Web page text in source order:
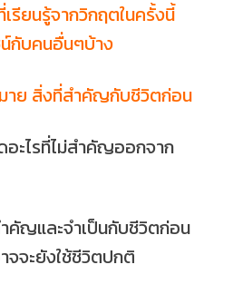
รียนรู้จากวิกฤตในครั้งนี้
น์กับคนอื่นๆบ้าง
าย สิ่งที่สำคัญกับชีวิตก่อน
อะไรที่ไม่สำคัญออกจาก
คัญและจำเป็นกับชีวิตก่อน
จจะยังใช้ชีวิตปกติ